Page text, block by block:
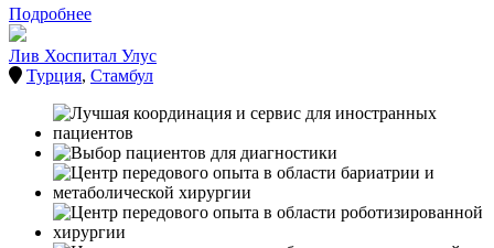
Подробнее
Лив Хоспитал Улус
Турция, Стамбул